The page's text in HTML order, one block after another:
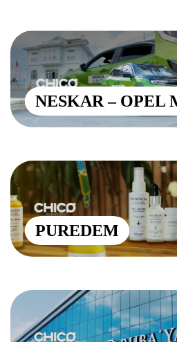
NESKAR – OPEL
PUREDEM